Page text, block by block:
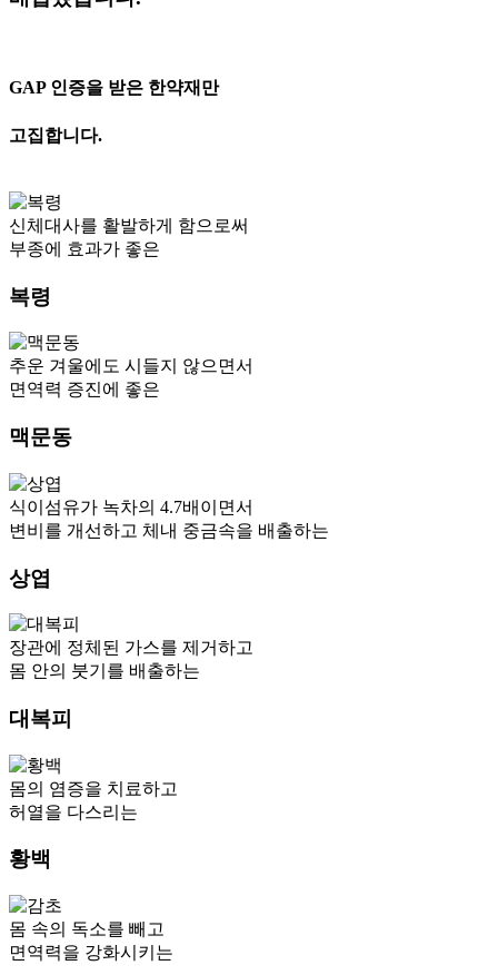
GAP 인증을 받은 한약재만
고집합니다.
신체대사를 활발하게 함으로써
부종에 효과가 좋은
복령
추운 겨울에도 시들지 않으면서
면역력 증진에 좋은
맥문동
식이섬유가 녹차의 4.7배이면서
변비를 개선하고 체내 중금속을 배출하는
상엽
장관에 정체된 가스를 제거하고
몸 안의 붓기를 배출하는
대복피
몸의 염증을 치료하고
허열을 다스리는
황백
몸 속의 독소를 빼고
면역력을 강화시키는